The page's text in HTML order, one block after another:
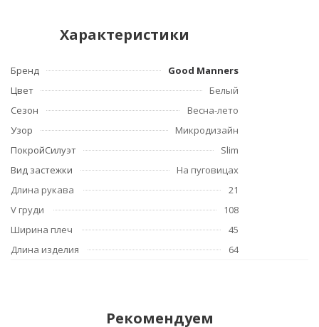
Характеристики
Бренд
Good Manners
Цвет
Белый
Сезон
Весна-лето
Узор
Микродизайн
ПокройСилуэт
Slim
Вид застежки
На пуговицах
Длина рукава
21
V груди
108
Ширина плеч
45
Длина изделия
64
Рекомендуем